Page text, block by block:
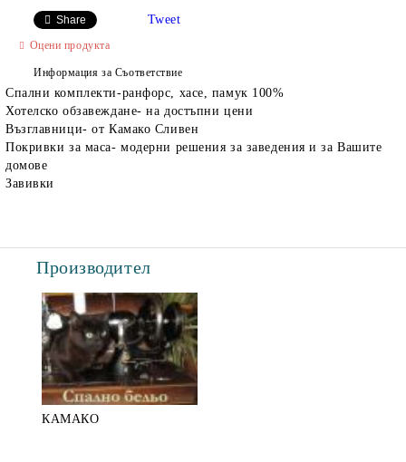
Share Tweet
Оцени продукта
Информация за Съответствие
Спални комплекти-ранфорс, хасе, памук 100%
Хотелско обзавеждане- на достъпни цени
Възглавници- от Камако Сливен
Покривки за маса- модерни решения за заведения и за Вашите
домове
Завивки
Производител
КАМАКО